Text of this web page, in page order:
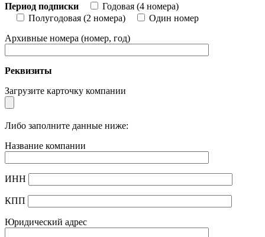
Период подписки
Годовая (4 номера)
Полугодовая (2 номера)
Один номер
Архивные номера (номер, год)
Реквизиты
Загрузите карточку компании
Либо заполните данные ниже:
Название компании
ИНН
КПП
Юридический адрес